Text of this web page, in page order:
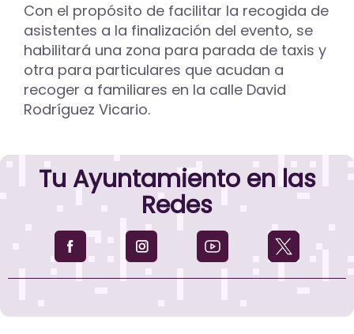
Con el propósito de facilitar la recogida de
asistentes a la finalización del evento, se
habilitará una zona para parada de taxis y
otra para particulares que acudan a
recoger a familiares en la calle David
Rodríguez Vicario.
Tu Ayuntamiento en las
Redes